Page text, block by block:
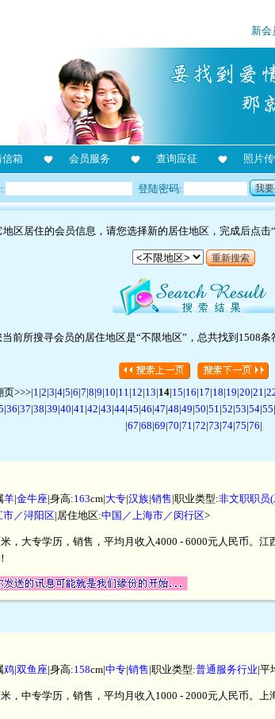
新会
信箱 会员服务 查询应征 照片
登陆密码: 我
区居住的会员信息，请您选择新的居住地区，完成后点击
重新搜索
当前所搜寻会员的居住地区是“不限地区”，总共找到1508条
页>>>|1 |2|3|4|5|6|7|8|9|10|11 |12|13|14|15|16|17|18|19|20|21 |
|36|37|38|39|40|41 |42|43|44|45|46|47|48|49|50|51 |52|53|54|55|
|67|68|69|70|71 |72|73|74|75|76|
羊|金牛座|身高:163cm|大专|汉族|销售|职业类型:非文职职员
市／浔阳区|居住地区:中国／上海市／闵行区>
，大专学历，销售，平均月收入4000 - 6000元人民币。
鸡|双鱼座|身高:158cm|中专|销售|职业类型:普通服务行业|平
，中专学历，销售，平均月收入1000 - 2000元人民币。